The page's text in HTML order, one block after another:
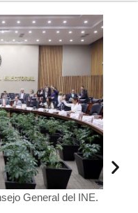
General del INE.